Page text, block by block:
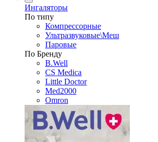
Ингаляторы
По типу
Компрессорные
Ультразвуковые\Меш
Паровые
По Бренду
B.Well
CS Medica
Little Doctor
Med2000
Omron